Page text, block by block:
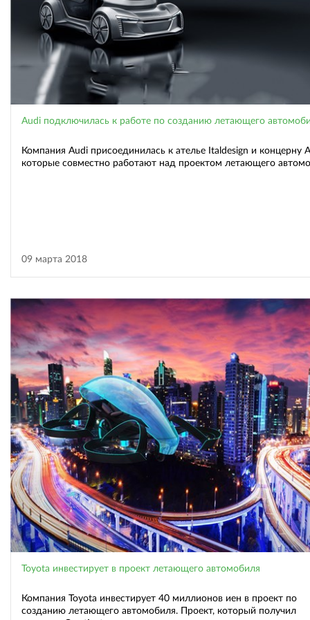
Audi подключилась к работе по созданию летающего
Компания Audi присоединилась к ателье Italdesign и концерну
которые совместно работают над проектом летающего
09 марта 2018
Toyota инвестирует в проект летающего автомобиля
Компания Toyota инвестирует 40 миллионов иен в проект по
созданию летающего автомобиля. Проект, который получил